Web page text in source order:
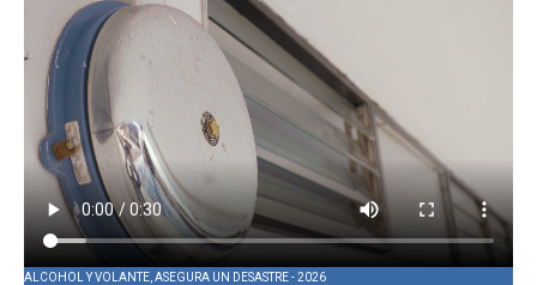
ALCOHOL Y VOLANTE, ASEGURA UN DESASTRE - 2026